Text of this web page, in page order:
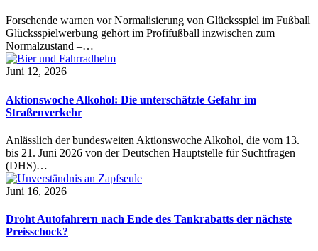
Forschende warnen vor Normalisierung von Glücksspiel im Fußball
Glücksspielwerbung gehört im Profifußball inzwischen zum
Normalzustand –…
Juni 12, 2026
Aktionswoche Alkohol: Die unterschätzte Gefahr im
Straßenverkehr
Anlässlich der bundesweiten Aktionswoche Alkohol, die vom 13.
bis 21. Juni 2026 von der Deutschen Hauptstelle für Suchtfragen
(DHS)…
Juni 16, 2026
Droht Autofahrern nach Ende des Tankrabatts der nächste
Preisschock?